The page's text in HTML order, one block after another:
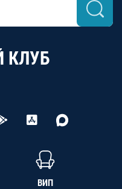
КЛУБ
ВИП